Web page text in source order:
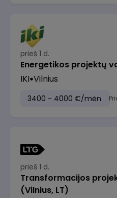
prieš 1 d.
Energetikos projektų
IKI Vilnius
3400 - 4000 €/mėn.
prieš 1 d.
Transformacijos
(Vilnius, LT)